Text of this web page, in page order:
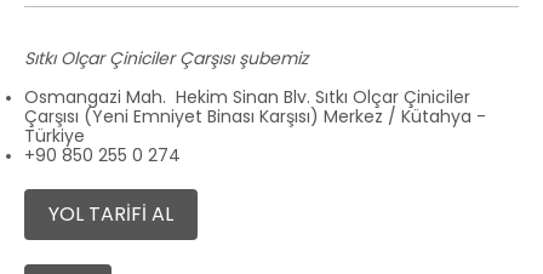
Sıtkı Olçar Çiniciler Çarşısı şubemiz
Osmangazi Mah. Hekim Sinan Blv. Sıtkı Olçar Çiniciler
Çarşısı (Yeni Emniyet Binası Karşısı) Merkez / Kütahya -
Türkiye
+90 850 255 0 274
YOL TARİFİ AL